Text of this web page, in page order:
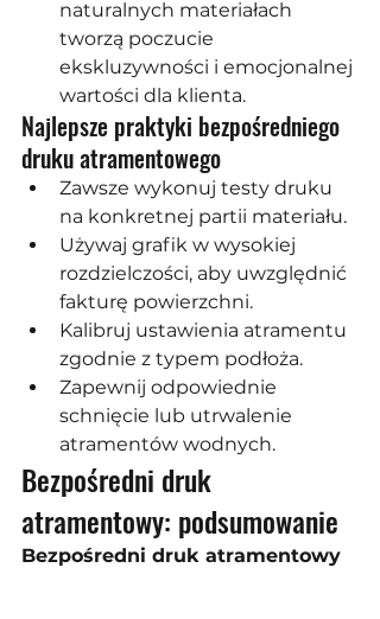
naturalnych materiałach
tworzą poczucie
ekskluzywności i emocjonalnej
wartości dla klienta.
Najlepsze praktyki bezpośredniego
druku atramentowego
Zawsze wykonuj testy druku
na konkretnej partii materiału.
Używaj grafik w wysokiej
rozdzielczości, aby uwzględnić
fakturę powierzchni.
Kalibruj ustawienia atramentu
zgodnie z typem podłoża.
Zapewnij odpowiednie
schnięcie lub utrwalenie
atramentów wodnych.
Bezpośredni druk
atramentowy: podsumowanie
Bezpośredni druk atramentowy